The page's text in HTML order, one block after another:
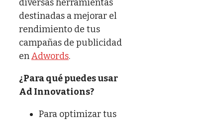
diversas herramientas
destinadas a mejorar el
rendimiento de tus
campañas de publicidad
enAdwords.
¿Para qué puedes usar
Ad Innovations?
Para optimizar tus